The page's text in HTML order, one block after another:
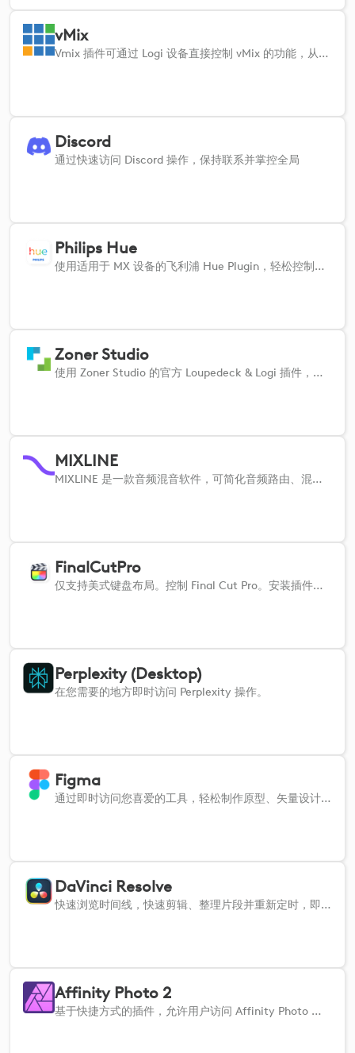
vMix
Vmix 插件可通过 Logi 设备直接控制 vMix 的功能，从而增强现场视频制作的效果。
Discord
通过快速访问 Discord 操作，保持联系并掌控全局
Philips Hue
使用适用于 MX 设备的飞利浦 Hue Plugin，轻松控制你的智能照明。 无缝调节亮度和色温，开关单个灯具、场景或整个区域，并设置自定义操作，营造完美氛围。
Zoner Studio
使用 Zoner Studio 的官方 Loupedeck & Logi 插件，简化照片编辑工作流程。
MIXLINE
MIXLINE 是一款音频混音软件，可简化音频路由、混音和串流。在 MIXLINE 中配置好音频输入和输出后，该插件可让您调整音量、切换静音，并直接从 Logi 设备开始监听。
FinalCutPro
仅支持美式键盘布局。控制 Final Cut Pro。安装插件时，确保关闭 FCP，以便在 FCP 中自动选择正确的键盘快捷键设置。如果操作不正常，请确保在 FCP -> 命令集中选择了正确的 Logi 命令集。
Perplexity (Desktop)
在您需要的地方即时访问 Perplexity 操作。
Figma
通过即时访问您喜爱的工具，轻松制作原型、矢量设计和Figjam作品。
DaVinci Resolve
快速浏览时间线，快速剪辑、整理片段并重新定时，即时使用最常用的工具。
Affinity Photo 2
基于快捷方式的插件，允许用户访问 Affinity Photo 中最常用的命令。